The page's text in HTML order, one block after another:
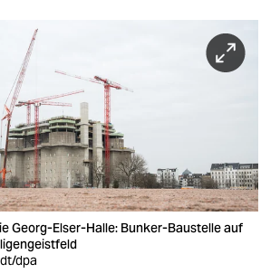
Georg-Elser-Halle: Bunker-Baustelle auf
dpa